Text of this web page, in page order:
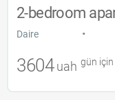
2-bedroom
Daire •
3604 uah gün için